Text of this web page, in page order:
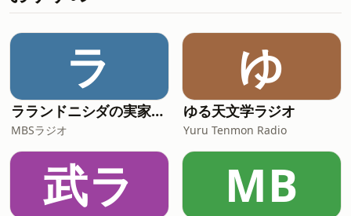
ラ
ラランドニシダの実家には帰らない
MBSラジオ
ゆ
ゆる天文学ラジオ
Yuru Tenmon Radio
武ラ MB